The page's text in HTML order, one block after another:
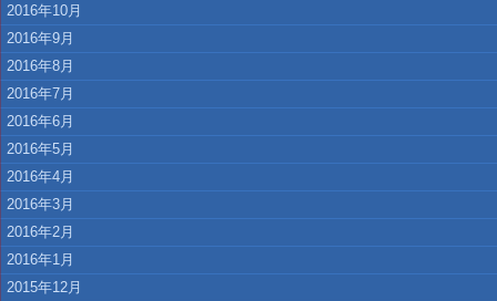
2016年10月
2016年9月
2016年8月
2016年7月
2016年6月
2016年5月
2016年4月
2016年3月
2016年2月
2016年1月
2015年12月